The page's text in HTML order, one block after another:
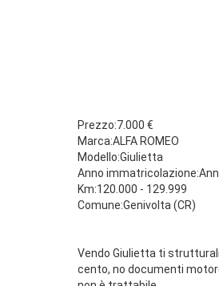
Prezzo:7.000 €
Marca:ALFA ROMEO
Modello:Giulietta
Anno
Km:120.000 - 129.999
Comune:Genivolta (CR)
Vendo Giulietta ti
cento, no documenti